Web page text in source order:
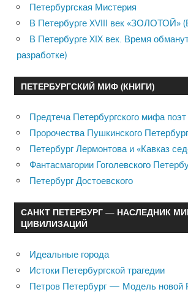
Петербургская Мистерия
В Петербурге XVIII век «ЗОЛОТОЙ»
В Петербурге XIX век. Время
разработке)
ПЕТЕРБУРГСКИЙ МИФ (КНИГИ)
Предтеча Петербургского мифа
Пророчества Пушкинского
Петербург Лермонтова и «Кавказ
Фантасмагории Гоголевского
Петербург Достоевского
САНКТ ПЕТЕРБУРГ — НАСЛЕДНИК
ЦИВИЛИЗАЦИЙ
Идеальные города
Истоки Петербургской трагедии
Петров Петербург — Модель